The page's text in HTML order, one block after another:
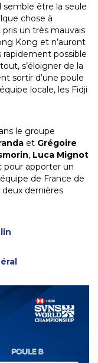
semble être la seule
chose à
un très mauvais
Kong et n’auront
rapidement possible
s’éloigner de la
sortir d’une poule
locale, les Fidji
le groupe
et Grégoire
, Luca Mignot
pour apporter un
de France de
deux dernières